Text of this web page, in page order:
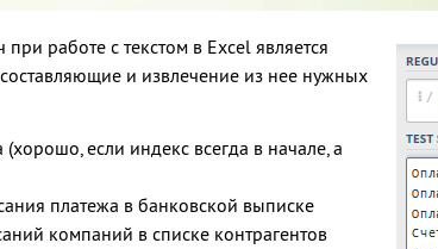
работе с текстом в Excel является
и извлечение из нее нужных
если индекс всегда в начале, а
платежа в банковской выписке
компаний в списке контрагентов